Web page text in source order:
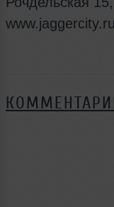
www.jaggercity.ru